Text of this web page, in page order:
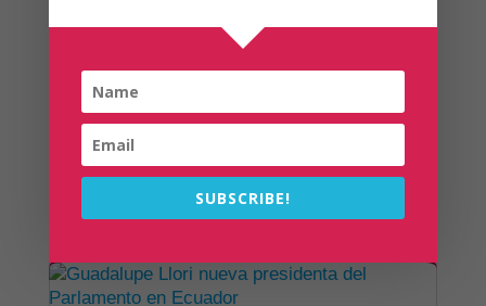
Qué son las monedas sociales,
que ya se usan en Ecuador
Exterior
Frutas, hortalizas, cereales, conservas y otros
leer más
SUBSCRIBE!